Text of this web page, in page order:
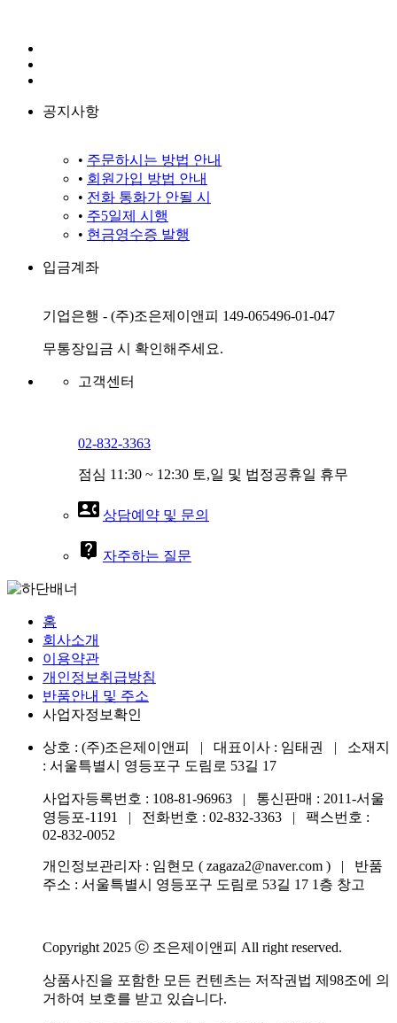
공지사항
• 주문하시는 방법 안내
• 회원가입 방법 안내
• 전화 통화가 안될 시
• 주5일제 시행
• 현금영수증 발행
입금계좌
기업은행 - (주)조은제이앤피 149-065496-01-047
무통장입금 시 확인해주세요.
고객센터
02-832-3363
점심 11:30 ~ 12:30 토,일 및 법정공휴일 휴무
contact_phone 상담예약 및 문의
live_help 자주하는 질문
홈
회사소개
이용약관
개인정보취급방침
반품안내 및 주소
사업자정보확인
상호 : (주)조은제이앤피 | 대표이사 : 임태권 | 소재지
: 서울특별시 영등포구 도림로 53길 17
사업자등록번호 : 108-81-96963 | 통신판매 : 2011-서울
영등포-1191 | 전화번호 : 02-832-3363 | 팩스번호 :
02-832-0052
개인정보관리자 : 임현모 ( zagaza2@naver.com ) | 반품
주소 : 서울특별시 영등포구 도림로 53길 17 1층 창고
Copyright 2025 ⓒ 조은제이앤피 All right reserved.
상품사진을 포함한 모든 컨텐츠는 저작권법 제98조에 의
거하여 보호를 받고 있습니다.